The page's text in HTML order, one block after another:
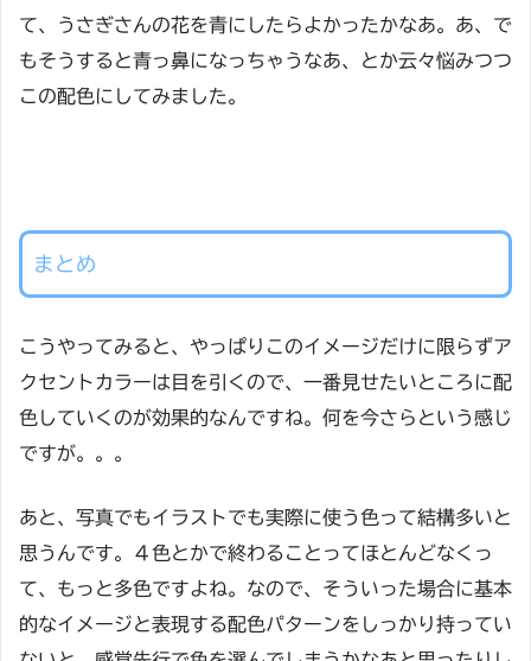
て、うさぎさんの花を青にしたらよかったかなあ。あ、で
もそうすると青っ鼻になっちゃうなあ、とか云々悩みつつ
この配色にしてみました。
まとめ
こうやってみると、やっぱりこのイメージだけに限らずア
クセントカラーは目を引くので、一番見せたいところに配
色していくのが効果的なんですね。何を今さらという感じ
ですが。。。
あと、写真でもイラストでも実際に使う色って結構多いと
思うんです。４色とかで終わることってほとんどなくっ
て、もっと多色ですよね。なので、そういった場合に基本
的なイメージと表現する配色パターンをしっかり持ってい